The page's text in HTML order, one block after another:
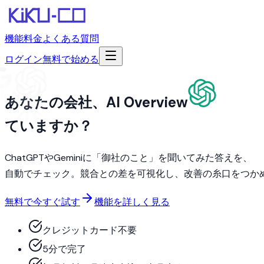
機能料金よくある質問
ログイン無料で始める
あなたの会社、 AI Overview
ていますか？
ChatGPTやGeminiに「御社のこと」を聞いてみた答えを、
自動でチェック。競合との差を可視化し、改善の糸口をつか
無料で今すぐ試す 機能を詳しく見る
クレジットカード不要
5分で完了